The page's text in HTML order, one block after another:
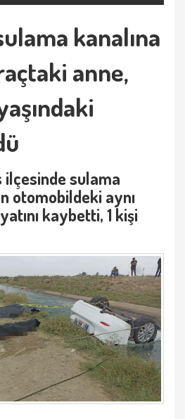
kanalına
anne,
ilçesinde sulama
otomobildeki aynı
kaybetti, 1 kişi